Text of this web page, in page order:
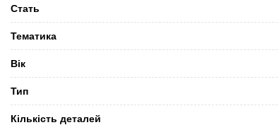
Стать
Тематика
Вік
Тип
Кількість деталей